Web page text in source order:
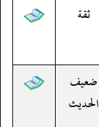
ثقة
ضعيف
الحديث